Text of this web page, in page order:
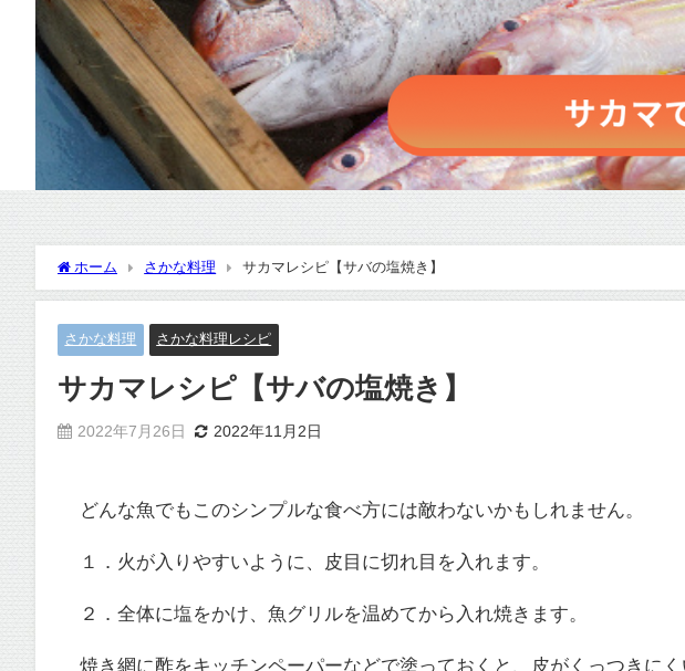
ホーム さかな料理 サカマレシピ【サバの塩焼き】
さかな料理 さかな料理レシピ
サカマレシピ【サバの塩焼き】
2022年7月26日 2022年11月2日
どんな魚でもこのシンプルな食べ方には敵わないかもしれません。
１．火が入りやすいように、皮目に切れ目を入れます。
２．全体に塩をかけ、魚グリルを温めてから入れ焼きます。
焼き網に酢をキッチンペーパーなどで塗っておくと、皮がくっつきにく